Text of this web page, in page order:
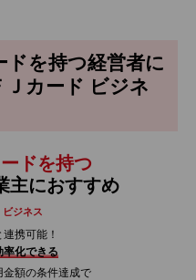
を持つ経営者に
カード ビジネ
ドを持つ
主におすすめ
ビジネス
携可能！
率化できる
金額の条件達成で